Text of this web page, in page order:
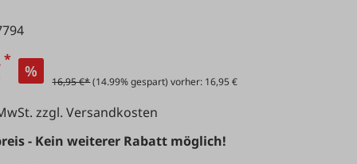
*
%
16,95 €*(14.99% gespart) vorher: 16,95 €
zzgl. Versandkosten
- Kein weiterer Rabatt möglich!